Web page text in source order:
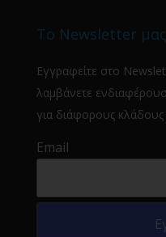
Το Newsletter μας
Εγγραφείτε στο
λαμβάνετε
για διάφορους κλάδους
Email